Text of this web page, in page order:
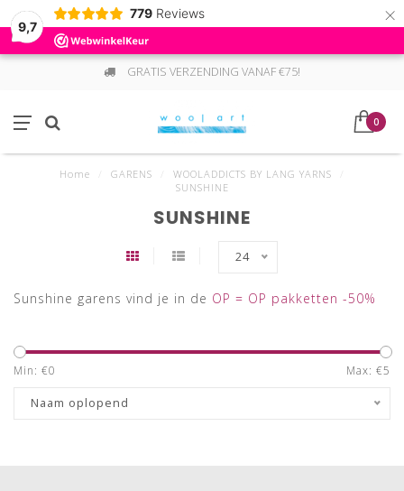
9,7
779 Reviews ×
GRATIS VERZENDING VANAF €75!
0
Home GARENS WOOLADDICTS BY LANG YARNS
SUNSHINE
SUNSHINE
24
Sunshine garens vind je in de OP = OP pakketten -50%
Min: €0 Max: €5
Naam oplopend